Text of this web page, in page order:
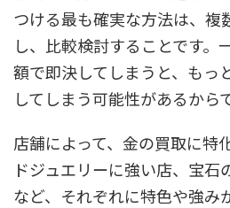
つける最も確実な方法は、複
し、比較検討することです。
額で即決してしまうと、もっ
してしまう可能性があるから
店舗によって、金の買取に特
ドジュエリーに強い店、宝石
など、それぞれに特色や強み